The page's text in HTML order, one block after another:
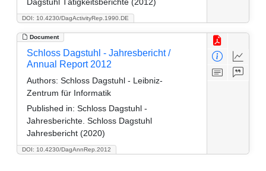
DOI: 10.4230/DagActivityRep.1990.DE
Document
DOI: 10.4230/DagAnnRep.2012
Schloss Dagstuhl - Jahresbericht /
Annual Report 2012
Authors: Schloss Dagstuhl - Leibniz-
Zentrum für Informatik
Published in: Schloss Dagstuhl -
Jahresberichte. Schloss Dagstuhl
Jahresbericht (2020)